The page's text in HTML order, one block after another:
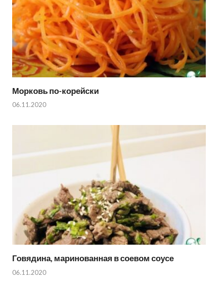
Морковь по-корейски
06.11.2020
Говядина, маринованная в соевом соусе
06.11.2020